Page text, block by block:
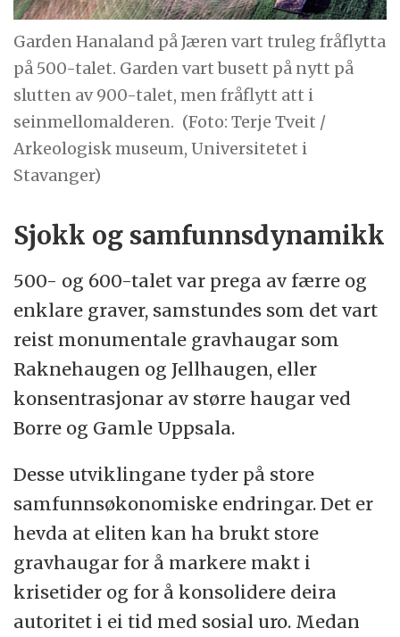
Garden Hanaland på Jæren vart truleg fråflytta
på 500-talet. Garden vart busett på nytt på
slutten av 900-talet, men fråflytt att i
seinmellomalderen. (Foto: Terje Tveit /
Arkeologisk museum, Universitetet i
Stavanger)
Sjokk og samfunnsdynamikk
500- og 600-talet var prega av færre og
enklare graver, samstundes som det vart
reist monumentale gravhaugar som
Raknehaugen og Jellhaugen, eller
konsentrasjonar av større haugar ved
Borre og Gamle Uppsala.
Desse utviklingane tyder på store
samfunnsøkonomiske endringar. Det er
hevda at eliten kan ha brukt store
gravhaugar for å markere makt i
krisetider og for å konsolidere deira
autoritet i ei tid med sosial uro. Medan